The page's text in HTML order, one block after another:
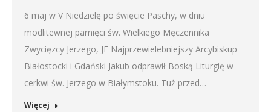
6 maj w V Niedzielę po święcie Paschy, w dniu
modlitewnej pamięci św. Wielkiego Męczennika
Zwycięzcy Jerzego, JE Najprzewielebniejszy Arcybiskup
Białostocki i Gdański Jakub odprawił Boską Liturgię w
cerkwi św. Jerzego w Białymstoku. Tuż przed…
Więcej